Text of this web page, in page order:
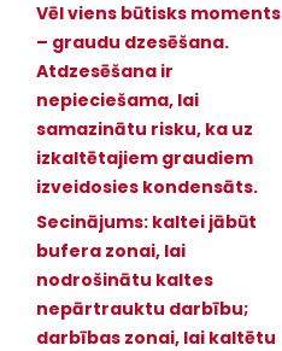
Vēl viens būtisks moments
– graudu dzesēšana.
Atdzesēšana ir
nepieciešama, lai
samazinātu risku, ka uz
izkaltētajiem graudiem
izveidosies kondensāts.
Secinājums: kaltei jābūt
bufera zonai, lai
nodrošinātu kaltes
nepārtrauktu darbību;
darbības zonai, lai kaltētu